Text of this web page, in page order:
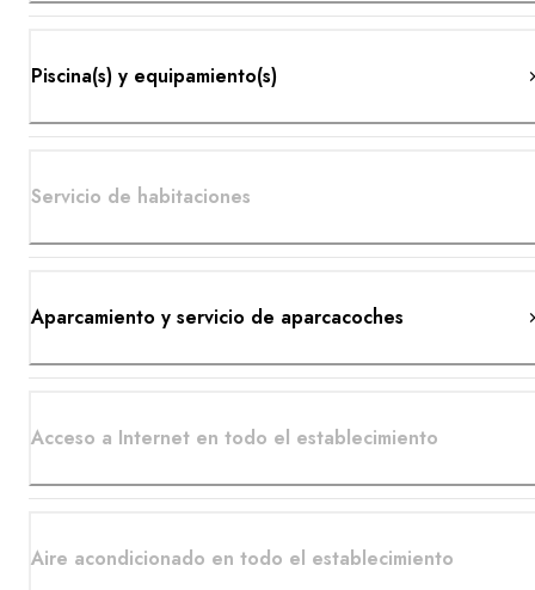
Piscina(s) y equipamiento(s)
Servicio de habitaciones
Aparcamiento y servicio de aparcacoches
Acceso a Internet en todo el establecimiento
Aire acondicionado en todo el establecimiento